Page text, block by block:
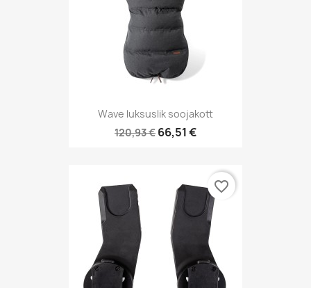
Wave luksuslik soojakott
120,93 € 66,51 €
favorite_border